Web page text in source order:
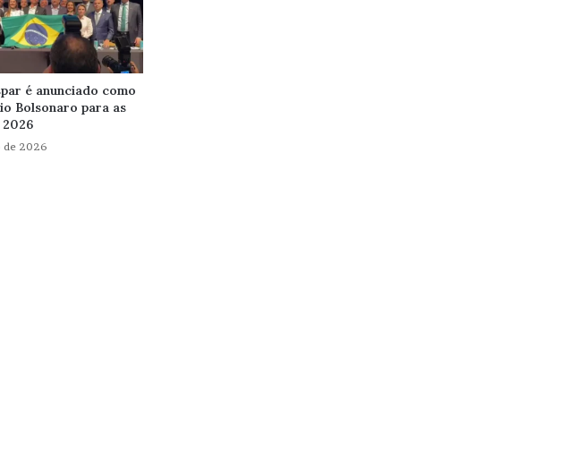
é anunciado como
Bolsonaro para as
de 2026